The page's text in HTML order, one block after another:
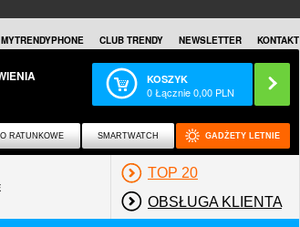
CLUB TRENDY NEWSLETTER KONTAKT
KOSZYK
0Łącznie0,00 PLN
RATUNKOWE SMARTWATCH GADŻETY LETNIE
TOP 20
OBSŁUGA KLIENTA